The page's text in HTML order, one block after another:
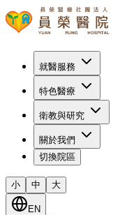
就醫服務
特色醫療
衛教與研究
關於我們
切換院區
小 中 大
EN